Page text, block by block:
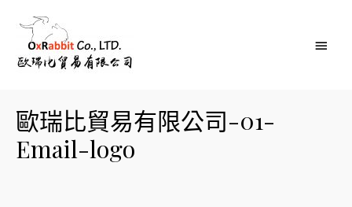
Main
歐瑞比貿易有限公司-01-
Email-logo